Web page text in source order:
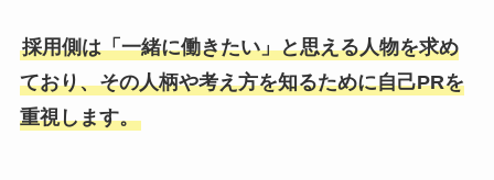
採用側は「一緒に働きたい」と思える人物を求め
ており、その人柄や考え方を知るために自己PRを
重視します。